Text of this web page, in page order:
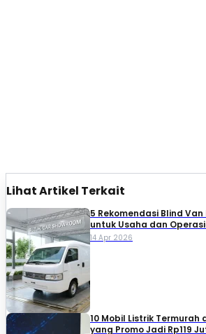
Lihat Artikel Terkait
5 Rekomendasi Blind
untuk Usaha dan
14 Apr 2026
10 Mobil Listrik Termurah
yang Promo Jadi Rp119